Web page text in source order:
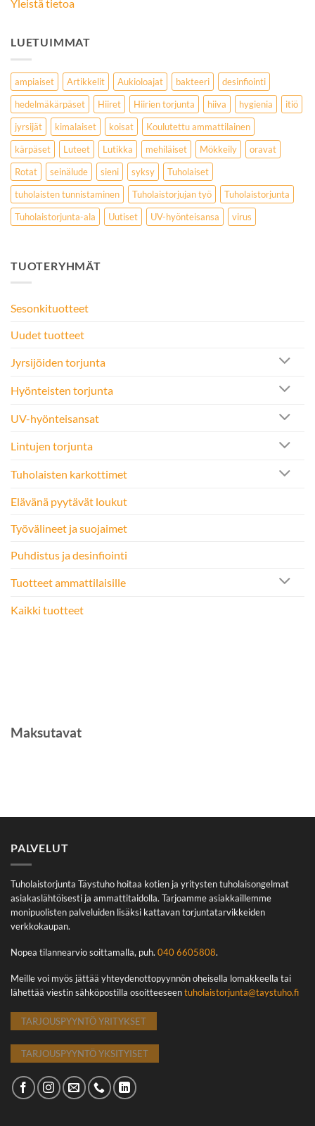
Yleistä tietoa
LUETUIMMAT
ampiaiset Artikkelit Aukioloajat bakteeri
desinfiointi
hedelmäkärpäset
Hiiret Hiirien torjunta hiiva hygienia
itiö
jyrsijät
kimalaiset koisat
Koulutettu ammattilainen
kärpäset
Luteet Lutikka mehiläiset Mökkeily
oravat
Rotat
seinälude sieni syksy
Tuholaiset
tuholaisten tunnistaminen
Tuholaistorjujan työ
Tuholaistorjunta
Tuholaistorjunta-ala
Uutiset UV-hyönteisansa virus
TUOTERYHMÄT
Sesonkituotteet
Uudet tuotteet
Jyrsijöiden torjunta
Hyönteisten torjunta
UV-hyönteisansat
Lintujen torjunta
Tuholaisten karkottimet
Elävänä pyytävät loukut
Työvälineet ja suojaimet
Puhdistus ja desinfiointi
Tuotteet ammattilaisille
Kaikki tuotteet
Maksutavat
PALVELUT
Tuholaistorjunta Täystuho hoitaa kotien ja yritysten tuholaisongelmat
asiakaslähtöisesti ja ammattitaidolla. Tarjoamme asiakkaillemme
monipuolisten palveluiden lisäksi kattavan torjuntatarvikkeiden
verkkokaupan.
Nopea tilannearvio soittamalla, puh. 040 6605808.
Meille voi myös jättää yhteydenottopyynnön oheisella lomakkeella tai
lähettää viestin sähköpostilla osoitteeseentuholaistorjunta@taystuho.fi
TARJOUSPYYNTÖ YRITYKSET
TARJOUSPYYNTÖ YKSITYISET